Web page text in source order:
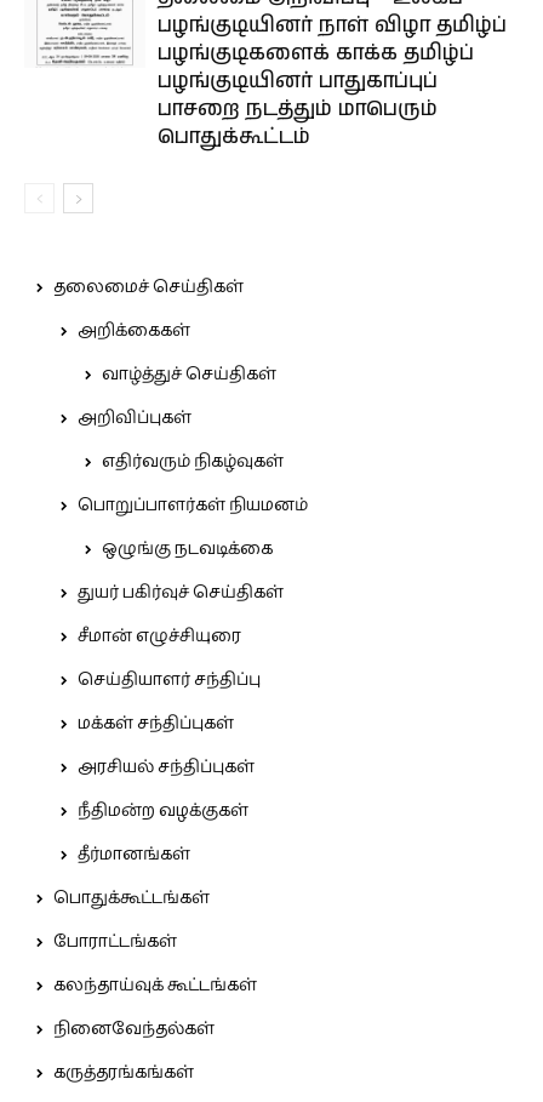
பழங்குடியினர் நாள் விழா தமிழ்ப்
பழங்குடிகளைக் காக்க தமிழ்ப்
பழங்குடியினர் பாதுகாப்புப்
பாசறை நடத்தும் மாபெரும்
பொதுக்கூட்டம்
தலைமைச் செய்திகள்
அறிக்கைகள்
வாழ்த்துச் செய்திகள்
அறிவிப்புகள்
எதிர்வரும் நிகழ்வுகள்
பொறுப்பாளர்கள் நியமனம்
ஒழுங்கு நடவடிக்கை
துயர் பகிர்வுச் செய்திகள்
சீமான் எழுச்சியுரை
செய்தியாளர் சந்திப்பு
மக்கள் சந்திப்புகள்
அரசியல் சந்திப்புகள்
நீதிமன்ற வழக்குகள்
தீர்மானங்கள்
பொதுக்கூட்டங்கள்
போராட்டங்கள்
கலந்தாய்வுக் கூட்டங்கள்
நினைவேந்தல்கள்
கருத்தரங்கங்கள்